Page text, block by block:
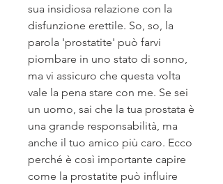
sua insidiosa relazione con la
disfunzione erettile. So, so, la
parola 'prostatite' può farvi
piombare in uno stato di sonno,
ma vi assicuro che questa volta
vale la pena stare con me. Se sei
un uomo, sai che la tua prostata è
una grande responsabilità, ma
anche il tuo amico più caro. Ecco
perché è così importante capire
come la prostatite può influire